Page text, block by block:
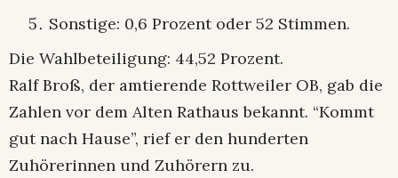
Sonstige: 0,6 Prozent oder 52 Stimmen.
Die Wahlbeteiligung: 44,52 Prozent.
Ralf Broß, der amtierende Rottweiler OB, gab die
Zahlen vor dem Alten Rathaus bekannt. “Kommt
gut nach Hause”, rief er den hunderten
Zuhörerinnen und Zuhörern zu.